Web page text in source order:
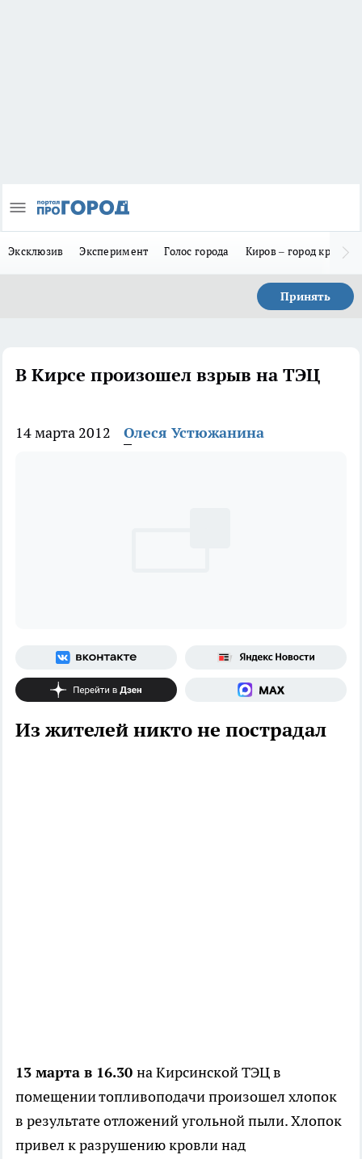
Эксклюзив Эксперимент Голос города Киров – город
Принять
В Кирсе произошел взрыв на ТЭЦ
14 марта 2012 Олеся Устюжанина
Из жителей никто не пострадал
13 марта в 16.30 на Кирсинской ТЭЦ в
помещении топливоподачи произошел хлопок
в результате отложений угольной пыли. Хлопок
привел к разрушению кровли над